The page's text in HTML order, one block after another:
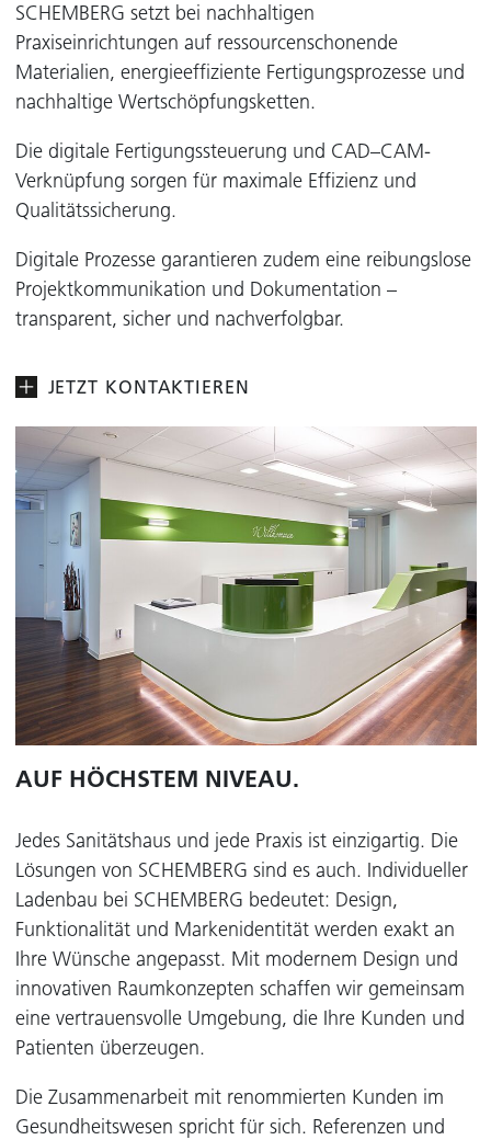
SCHEMBERG setzt bei nachhaltigen
Praxiseinrichtungen auf ressourcenschonende
Materialien, energieeffiziente Fertigungsprozesse und
nachhaltige Wertschöpfungsketten.
Die digitale Fertigungssteuerung und CAD–CAM-
Verknüpfung sorgen für maximale Effizienz und
Qualitätssicherung.
Digitale Prozesse garantieren zudem eine reibungslose
Projektkommunikation und Dokumentation –
transparent, sicher und nachverfolgbar.
JETZT KONTAKTIEREN
AUF HÖCHSTEM NIVEAU.
Jedes Sanitätshaus und jede Praxis ist einzigartig. Die
Lösungen von SCHEMBERG sind es auch. Individueller
Ladenbau bei SCHEMBERG bedeutet: Design,
Funktionalität und Markenidentität werden exakt an
Ihre Wünsche angepasst. Mit modernem Design und
innovativen Raumkonzepten schaffen wir gemeinsam
eine vertrauensvolle Umgebung, die Ihre Kunden und
Patienten überzeugen.
Die Zusammenarbeit mit renommierten Kunden im
Gesundheitswesen spricht für sich. Referenzen und